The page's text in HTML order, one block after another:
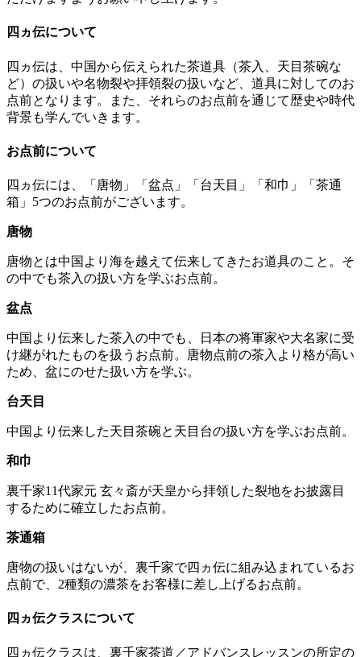
四ヵ伝について
四ヵ伝は、中国から伝えられた茶道具（茶入、天目茶碗な
ど）の扱いや名物裂や拝領裂の扱いなど、道具に対してのお
点前となります。また、それらのお点前を通じて歴史や時代
背景も学んでいきます。
お点前について
四ヵ伝には、「唐物」「盆点」「台天目」「和巾」「茶通
箱」5つのお点前がございます。
唐物
唐物とは中国より海を越えて伝来してきたお道具のこと。そ
の中でも茶入の扱い方を学ぶお点前。
盆点
中国より伝来した茶入の中でも、日本の将軍家や大名家に受
け継がれたものを扱うお点前。唐物点前の茶入より格が高い
ため、盆にのせた扱い方を学ぶ。
台天目
中国より伝来した天目茶碗と天目台の扱い方を学ぶお点前。
和巾
裏千家11代家元 玄々斎が天皇から拝領した裂地をお披露目
するために確立したお点前。
茶通箱
唐物の扱いはないが、裏千家で四ヵ伝に組み込まれているお
点前で、2種類の濃茶をお客様に差し上げるお点前。
四ヵ伝クラスについて
四ヵ伝クラスは、裏千家茶道／アドバンスレッスンの所定の